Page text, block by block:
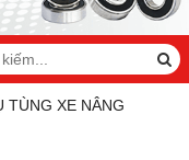
TÙNG XE NÂNG